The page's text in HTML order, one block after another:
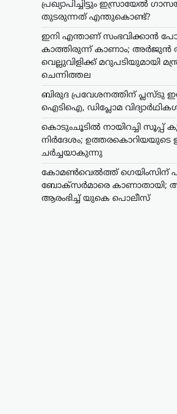
പ്രഖ്യാപിച്ചിട്ടും ഇസ്രായേൽ
തുടരുന്നത് എന്തുകൊണ്ട്?
ഇനി എന്താണ് സംഭവിക്കാൻ
കാത്തിരുന്ന് കാണാം; അർജുൻ
വെല്ലുവിളിക്ക് മറുപടിയുമായി
ചെന്നിത്തല
ബിരുദ പ്രവേശനത്തിന് പ്ലസ്ടു
ഐടിഐ, ഡിപ്ലോമ
കൊടുംചൂടിൽ നായിറച്ചി സൂപ്പ്
നിർദേശം; ഉത്തരകൊറിയയുടെ
ചർച്ചയാകുന്നു
കോമൺവെൽത്ത് ഗെയിംസിന്
ബോക്സർമാരെ കാണാതായി;
ആരംഭിച്ച് യുകെ പൊലീസ്
കായികം
ഗെയിംസിന്
ഉഗാണ്ടൻ